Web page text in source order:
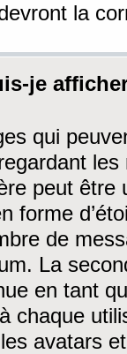
la
je
qui
peut être
forme
de
La
en tant
chaque
avatars